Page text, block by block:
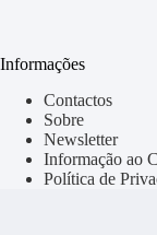
Informações
Contactos
Sobre
Newsletter
Informação ao
Política de